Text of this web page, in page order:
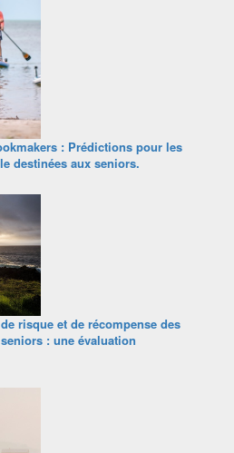
: Prédictions pour les
destinées aux seniors.
risque et de récompense des
: une évaluation